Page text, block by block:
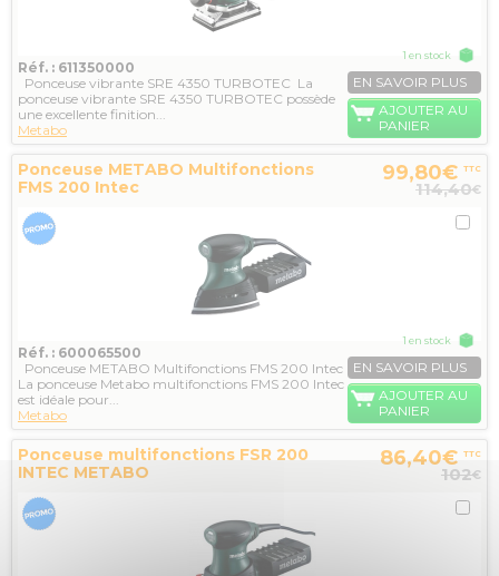
Réf. : 611350000
Ponceuse vibrante SRE 4350 TURBOTEC La
ponceuse vibrante SRE 4350 TURBOTEC possède
une excellente finition...
Metabo
1 en stock
EN SAVOIR PLUS
AJOUTER AU
PANIER
Ponceuse METABO Multifonctions
FMS 200 Intec
99,80€ TTC
114,40€
Réf. : 600065500
Ponceuse METABO Multifonctions FMS 200 Intec
La ponceuse Metabo multifonctions FMS 200 Intec
est idéale pour...
Metabo
1 en stock
EN SAVOIR PLUS
AJOUTER AU
PANIER
Ponceuse multifonctions FSR 200
INTEC METABO
86,40€ TTC
102€